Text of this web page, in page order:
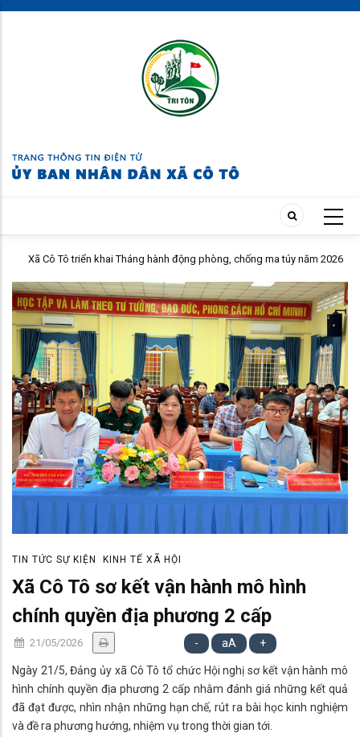
Skip
Xã Cô Tô triển khai Tháng hành động phòng, chống ma túy năm 2026
TIN TỨC SỰ KIỆN KINH TẾ XÃ HỘI
Xã Cô Tô sơ kết vận hành mô hình
chính quyền địa phương 2 cấp
21/05/2026 - aA +
Ngày 21/5, Đảng ủy xã Cô Tô tổ chức Hội nghị sơ kết vận hành mô
hình chính quyền địa phương 2 cấp nhằm đánh giá những kết quả
đã đạt được, nhìn nhận những hạn chế, rút ra bài học kinh nghiệm
và đề ra phương hướng, nhiệm vụ trong thời gian tới.